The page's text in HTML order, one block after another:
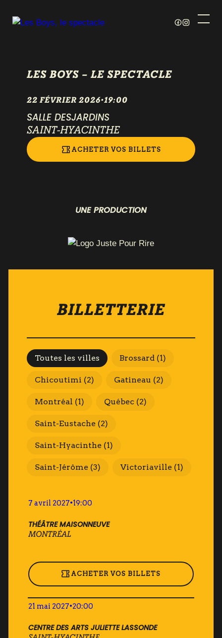
LES BOYS – LE SPECTACLE
22 FÉVRIER 2026•19:00
SALLE DESJARDINS
SAINT-HYACINTHE
ACHETER VOS BILLETS
UNE PRODUCTION
BILLETTERIE
Villes
Toutes les villes Brossard (1)
Chicoutimi (2) Gatineau (2)
Montréal (1) Québec (2)
Saint-Eustache (2)
Saint-Hyacinthe (1)
Saint-Jérôme (3) Victoriaville (1)
7 avril 2027•19:00
THÉÂTRE MAISONNEUVE
MONTRÉAL
ACHETER VOS BILLETS
21 mai 2027•20:00
CENTRE DES ARTS JULIETTE LASSONDE